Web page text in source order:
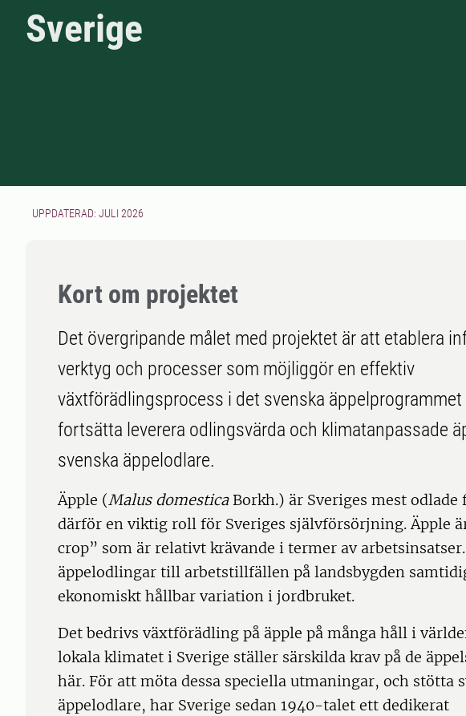
Sverige
UPPDATERAD: JULI 2026
Kort om projektet
Det övergripande målet med projektet är att etablera
verktyg och processer som möjliggör en effektiv
växtförädlingsprocess i det svenska äppelprogrammet
fortsätta leverera odlingsvärda och klimatanpassade
svenska äppelodlare.
Äpple (Malus domesticaBorkh.) är Sveriges mest odlade
därför en viktig roll för Sveriges självförsörjning. Äpple
crop” som är relativt krävande i termer av
äppelodlingar till arbetstillfällen på landsbygden
ekonomiskt hållbar variation i jordbruket.
Det bedrivs växtförädling på äpple på många håll i
lokala klimatet i Sverige ställer särskilda krav på de
här. För att möta dessa speciella utmaningar, och stötta
äppelodlare, har Sverige sedan 1940-talet ett dedikerat